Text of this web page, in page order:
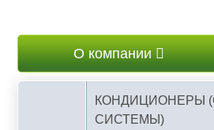
О компании
КОНДИЦИОНЕРЫ
СИСТЕМЫ)